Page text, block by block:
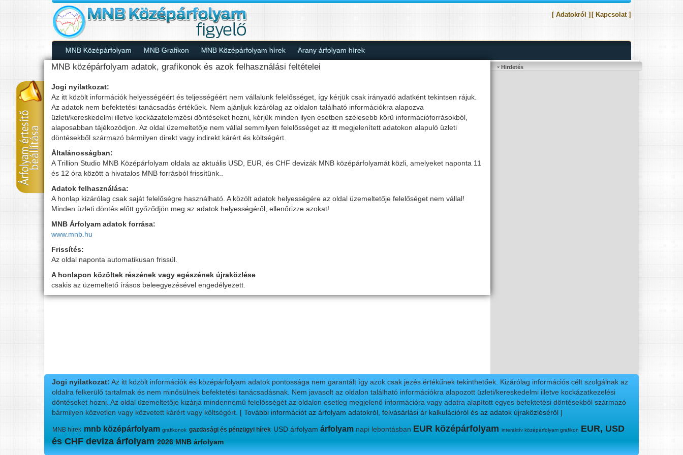
[ Adatokról ] [ Kapcsolat ]
MNB Középárfolyam MNB Grafikon MNB Középárfolyam hírek Arany árfolyam hírek
MNB középárfolyam adatok, grafikonok és azok felhasználási feltételei
Jogi nyilatkozat:
Az itt közölt információk helyességéért és teljességéért nem vállalunk felelősséget, így kérjük csak irányadó adatként tekintsen rájuk.
Az adatok nem befektetési tanácsadás értékűek. Nem ajánljuk kizárólag az oldalon található információkra alapozva
üzleti/kereskedelmi illetve kockázatelemzési döntéseket hozni, kérjük minden ilyen esetben szélesebb körű információforrásokból,
alaposabban tájékozódjon. Az oldal üzemeltetője nem vállal semmilyen felelősséget az itt megjelenített adatokon alapuló üzleti
döntésekből származó bármilyen direkt vagy indirekt kárért és költségért.
Általánosságban:
A Trillion Studio MNB Középárfolyam oldala az aktuális USD, EUR, és CHF devizák MNB középárfolyamát közli, amelyeket naponta 11
és 12 óra között a hivatalos MNB forrásból frissítünk..
Adatok felhasználása:
A honlap kizárólag csak saját felelőségre használható. A közölt adatok helyességére az oldal üzemeltetője felelőséget nem vállal!
Minden üzleti döntés előtt győződjön meg az adatok helyességéről, ellenőrizze azokat!
MNB Árfolyam adatok forrása:
www.mnb.hu
Frissítés:
Az oldal naponta automatikusan frissül.
A honlapon közöltek részének vagy egészének újraközlése
csakis az üzemeltető írásos beleegyezésével engedélyezett.
Hirdetés
Jogi nyilatkozat: Az itt közölt információk és középárfolyam adatok pontossága nem garantált így azok csak jezés értékűnek tekinthetőek. Kizárólag információs célt szolgálnak az
oldalra felkerülő tartalmak és nem minősülnek befektetési tanácsadásnak. Nem javasolt az oldalon található információkra alapozott üzleti/kereskedelmi illetve kockázatkezelési
döntéseket hozni. Az oldal üzemeltetője kizárja mindennemű felelősségét az oldalon esetleg megjelenő információra vagy adatra alapított egyes befektetési döntésekből származó
bármilyen közvetlen vagy közvetett kárért vagy költségért. [ További információt az árfolyam adatokról, felvásárlási ár kalkulációról és az adatok újraközléséről ]
MNB hírek mnb középárfolyam grafikonok gazdasági és pénzügyi hírek USD árfolyam árfolyam napi lebontásban EUR középárfolyam interaktív középárfolyam grafikon EUR, USD
és CHF deviza árfolyam 2026 MNB árfolyam